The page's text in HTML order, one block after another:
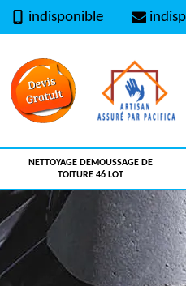
indisponible
NETTOYAGE DEMOUSSAGE DE
TOITURE 46 LOT